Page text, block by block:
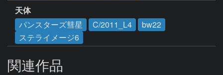
天体
パンスターズ彗星
C/2011_L4
bw22
ステライメージ6
関連作品